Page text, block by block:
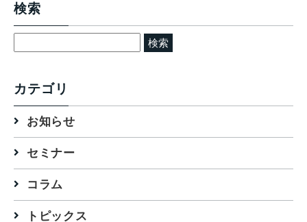
検索
索:
カテゴリ
お知らせ
セミナー
コラム
トピックス